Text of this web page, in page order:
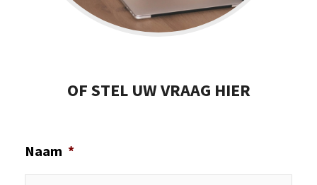
OF STEL UW VRAAG HIER
Naam *